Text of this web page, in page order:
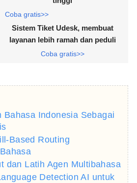
Coba gratis>>
Sistem Tiket Udesk, membuat
layanan lebih ramah dan peduli
Coba gratis>>
Bahasa Indonesia Sebagai
Based Routing
dan Latih Agen Multibahasa
Detection AI untuk